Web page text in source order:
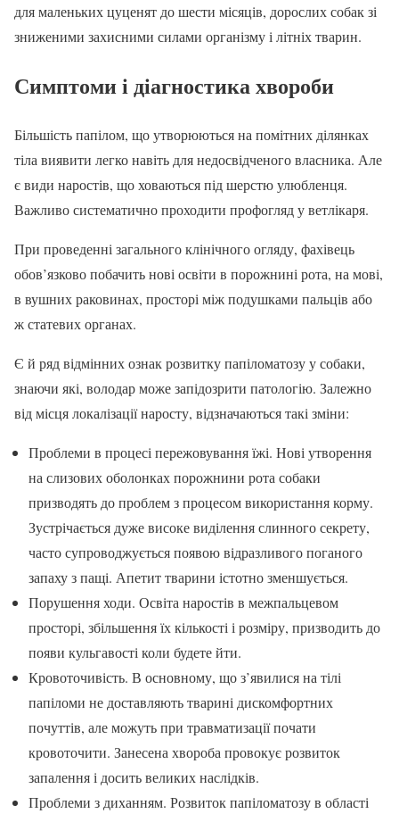
для маленьких цуценят до шести місяців, дорослих собак зі
зниженими захисними силами організму і літніх тварин.
Симптоми і діагностика хвороби
Більшість папілом, що утворюються на помітних ділянках
тіла виявити легко навіть для недосвідченого власника. Але
є види наростів, що ховаються під шерстю улюбленця.
Важливо систематично проходити профогляд у ветлікаря.
При проведенні загального клінічного огляду, фахівець
обов’язково побачить нові освіти в порожнині рота, на мові,
в вушних раковинах, просторі між подушками пальців або
ж статевих органах.
Є й ряд відмінних ознак розвитку папіломатозу у собаки,
знаючи які, володар може запідозрити патологію. Залежно
від місця локалізації наросту, відзначаються такі зміни:
Проблеми в процесі пережовування їжі. Нові утворення
на слизових оболонках порожнини рота собаки
призводять до проблем з процесом використання корму.
Зустрічається дуже високе виділення слинного секрету,
часто супроводжується появою відразливого поганого
запаху з пащі. Апетит тварини істотно зменшується.
Порушення ходи. Освіта наростів в межпальцевом
просторі, збільшення їх кількості і розміру, призводить до
появи кульгавості коли будете йти.
Кровоточивість. В основному, що з’явилися на тілі
папіломи не доставляють тварині дискомфортних
почуттів, але можуть при травматизації почати
кровоточити. Занесена хвороба провокує розвиток
запалення і досить великих наслідків.
Проблеми з диханням. Розвиток папіломатозу в області